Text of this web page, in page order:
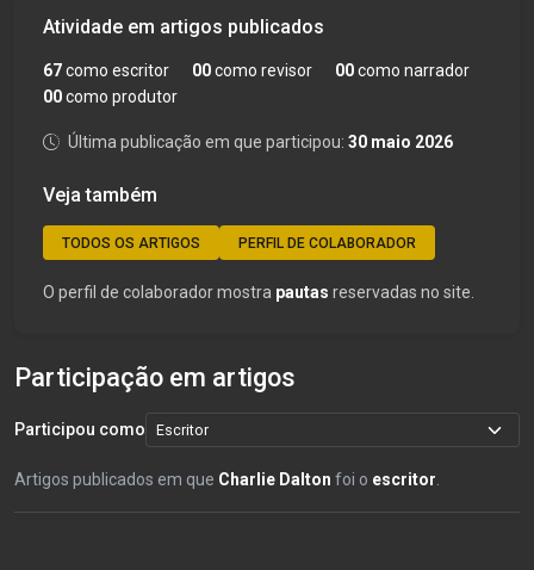
Atividade em artigos publicados
67como escritor 00como revisor 00como narrador
00como produtor
Última publicação em que participou: 30 maio 2026
Veja também
TODOS OS ARTIGOS PERFIL DE COLABORADOR
O perfil de colaborador mostra pautas reservadas no site.
Participação em artigos
Participou como
Artigos publicados em que Charlie Dalton foi o escritor